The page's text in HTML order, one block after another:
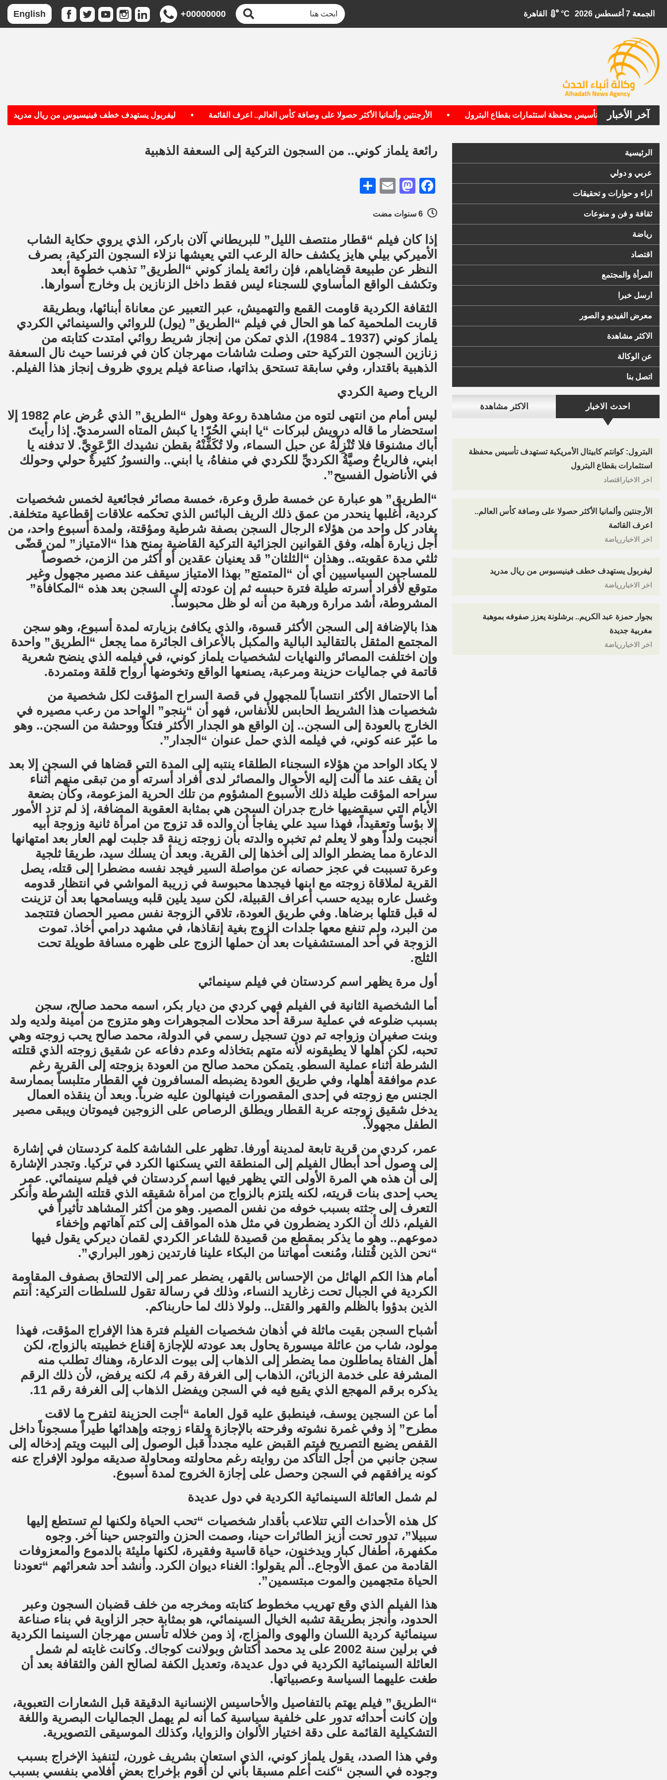
الجمعة 7 أغسطس 2026 °C
+00000000
English
آخر الأخبار
تستهدف تأسيس محفظة استثمارات بقطاع البترول • الأرجنتين وألمانيا الأكثر حصولا على وصافة كأس العالم.. اعرف القائمة • ليفربول يستهدف خطف فينيسيوس من ريال مدريد •
الرئيسية
عربي و دولي
اراء و حوارات و تحقيقات
ثقافة و فن و منوعات
رياضة
اقتصاد
المرأة والمجتمع
ارسل خبرا
معرض الفيديو و الصور
الاكثر مشاهدة
عن الوكالة
اتصل بنا
احدث الاخبار الاكثر مشاهدة
البترول: كوانتم كابيتال الأمريكية تستهدف تأسيس محفظة
استثمارات بقطاع البترول
اخر الاخباراقتصاد
الأرجنتين وألمانيا الأكثر حصولا على وصافة كأس العالم..
اعرف القائمة
اخر الاخباررياضة
ليفربول يستهدف خطف فينيسيوس من ريال مدريد
اخر الاخباررياضة
بجوار حمزة عبد الكريم.. برشلونة يعزز صفوفه بموهبة
مغربية جديدة
اخر الاخباررياضة
رائعة يلماز كوني.. من السجون التركية إلى السعفة الذهبية
Facebook
Mastodon
Email
إذا كان فيلم “قطار منتصف الليل” للبريطاني آلان باركر، الذي يروي حكاية الشاب
الأميركي بيلي هايز يكشف حالة الرعب التي يعيشها نزلاء السجون التركية، بصرف
النظر عن طبيعة قضاياهم، فإن رائعة يلماز كوني “الطريق” تذهب خطوة أبعد
وتكشف الواقع المأساوي للسجناء ليس فقط داخل الزنازين بل وخارج أسوارها.
الثقافة الكردية قاومت القمع والتهميش، عبر التعبير عن معاناة أبنائها، وبطريقة
قاربت الملحمية كما هو الحال في فيلم “الطريق” (يول) للروائي والسينمائي الكردي
يلماز كوني (1937 ـ 1984)، الذي تمكن من إنجاز شريط روائي امتدت كتابته من
زنازين السجون التركية حتى وصلت شاشات مهرجان كان في فرنسا حيث نال السعفة
الذهبية باقتدار، وفي سابقة تستحق بذاتها، صناعة فيلم يروي ظروف إنجاز هذا الفيلم.
الرياح وصية الكردي
ليس أمام من انتهى لتوه من مشاهدة روعة وهول “الطريق” الذي عُرض عام 1982 إلا
استحضار ما قاله درويش لبركات “يا ابني الحُرّ! يا كبش المتاه السرمديّ. إذا رأيتَ
أباك مشنوقا فلا تُنْزِلْهُ عن حبل السماء، ولا تُكَفِّنْهُ بقطن نشيدك الرَّعَوِيَّ. لا تدفنه يا
ابني، فالرياحُ وصيَّةُ الكرديِّ للكردي في منفاهُ، يا ابني.. والنسورُ كثيرةٌ حولي وحولك
في الأناضول الفسيح”.
“الطريق” هو عبارة عن خمسة طرق وعرة، خمسة مصائر فجائعية لخمس شخصيات
كردية، أغلبها ينحدر من عمق ذلك الريف البائس الذي تحكمه علاقات إقطاعية متخلفة.
يغادر كل واحد من هؤلاء الرجال السجن بصفة شرطية ومؤقتة، ولمدة أسبوع واحد، من
أجل زيارة أهله، وفق القوانين الجزائية التركية القاضية بمنح هذا “الامتياز” لمن قضّى
ثلثي مدة عقوبته.. وهذان “الثلثان” قد يعنيان عقدين أو أكثر من الزمن، خصوصاً
للمساجين السياسيين أي أن “المتمتع” بهذا الامتياز سيقف عند مصير مجهول وغير
متوقع لأفراد أسرته طيلة فترة حبسه ثم إن عودته إلى السجن بعد هذه “المكافأة”
المشروطة، أشد مرارة ورهبة من أنه لو ظل محبوساً.
هذا بالإضافة إلى السجن الأكثر قسوة، والذي يكافئ بزيارته لمدة أسبوع، وهو سجن
المجتمع المثقل بالتقاليد البالية والمكبل بالأعراف الجائرة مما يجعل “الطريق” واحدة
وإن اختلفت المصائر والنهايات لشخصيات يلماز كوني، في فيلمه الذي ينضح شعرية
قاتمة في جماليات حزينة ومرعبة، يصنعها الواقع وتخوضها أرواح قلقة ومتمردة.
أما الاحتمال الأكثر انتساباً للمجهول في قصة السراح المؤقت لكل شخصية من
شخصيات هذا الشريط الحابس للأنفاس، فهو أن “ينجو” الواحد من رعب مصيره في
الخارج بالعودة إلى السجن.. إن الواقع هو الجدار الأكثر فتكاً ووحشة من السجن.. وهو
ما عبّر عنه كوني، في فيلمه الذي حمل عنوان “الجدار”.
لا يكاد الواحد من هؤلاء السجناء الطلقاء ينتبه إلى المدة التي قضاها في السجن إلا بعد
أن يقف عند ما آلت إليه الأحوال والمصائر لدى أفراد أسرته أو من تبقى منهم أثناء
سراحه المؤقت طيلة ذلك الأسبوع المشؤوم من تلك الحرية المزعومة، وكأن بضعة
الأيام التي سيقضيها خارج جدران السجن هي بمثابة العقوبة المضافة، إذ لم تزد الأمور
إلا بؤساً وتعقيداً، فهذا سيد علي يفاجأ أن والده قد تزوج من امرأة ثانية وزوجة أبيه
أنجبت ولداً وهو لا يعلم ثم تخبره والدته بأن زوجته زينة قد جلبت لهم العار بعد امتهانها
الدعارة مما يضطر الوالد إلى أخذها إلى القرية. وبعد أن يسلك سيد، طريقا ثلجية
وعرة تسببت في عجز حصانه عن مواصلة السير فيجد نفسه مضطرا إلى قتله، يصل
القرية لملاقاة زوجته مع ابنها فيجدها محبوسة في زريبة المواشي في انتظار قدومه
وغسل عاره بيديه حسب أعراف القبيلة، لكن سيد يلين قلبه ويسامحها بعد أن تزينت
له قبل قتلها برضاها. وفي طريق العودة، تلاقي الزوجة نفس مصير الحصان فتتجمد
من البرد، ولم تنفع معها جلدات الزوج بغية إنقاذها، في مشهد درامي أخاذ. تموت
الزوجة في أحد المستشفيات بعد أن حملها الزوج على ظهره مسافة طويلة تحت
الثلج.
أول مرة يظهر اسم كردستان في فيلم سينمائي
أما الشخصية الثانية في الفيلم فهي كردي من ديار بكر، اسمه محمد صالح، سجن
بسبب ضلوعه في عملية سرقة أحد محلات المجوهرات وهو متزوج من أمينة ولديه ولد
وبنت صغيران وزواجه تم دون تسجيل رسمي في الدولة، محمد صالح يحب زوجته وهي
تحبه، لكن أهلها لا يطيقونه لأنه متهم بتخاذله وعدم دفاعه عن شقيق زوجته الذي قتلته
الشرطة أثناء عملية السطو. يتمكن محمد صالح من العودة بزوجته إلى القرية رغم
عدم موافقة أهلها، وفي طريق العودة يضبطه المسافرون في القطار متلبساً بممارسة
الجنس مع زوجته في إحدى المقصورات فينهالون عليه ضرباً. وبعد أن ينقذه العمال
يدخل شقيق زوجته عربة القطار ويطلق الرصاص على الزوجين فيموتان ويبقى مصير
الطفل مجهولاً.
عمر، كردي من قرية تابعة لمدينة أورفا. تظهر على الشاشة كلمة كردستان في إشارة
إلى وصول أحد أبطال الفيلم إلى المنطقة التي يسكنها الكرد في تركيا. وتجدر الإشارة
إلى أن هذه هي المرة الأولى التي يظهر فيها اسم كردستان في فيلم سينمائي. عمر
يحب إحدى بنات قريته، لكنه يلتزم بالزواج من امرأة شقيقه الذي قتلته الشرطة وأنكر
التعرف إلى جثته بسبب خوفه من نفس المصير. وهو من أكثر المشاهد تأثيراً في
الفيلم، ذلك أن الكرد يضطرون في مثل هذه المواقف إلى كتم آهاتهم وإخفاء
دموعهم.. وهو ما يذكر بمقطع من قصيدة للشاعر الكردي لقمان ديركي يقول فيها
“نحن الذين قُتلنا، ومُنعت أمهاتنا من البكاء علينا فارتدين زهور البراري”.
أمام هذا الكم الهائل من الإحساس بالقهر، يضطر عمر إلى الالتحاق بصفوف المقاومة
الكردية في الجبال تحت زغاريد النساء، وذلك في رسالة تقول للسلطات التركية: أنتم
الذين بدؤوا بالظلم والقهر والقتل.. ولولا ذلك لما حاربناكم.
أشباح السجن بقيت ماثلة في أذهان شخصيات الفيلم فترة هذا الإفراج المؤقت، فهذا
مولود، شاب من عائلة ميسورة يحاول بعد عودته للإجازة إقناع خطيبته بالزواج، لكن
أهل الفتاة يماطلون مما يضطر إلى الذهاب إلى بيوت الدعارة، وهناك تطلب منه
المشرفة على خدمة الزبائن، الذهاب إلى الغرفة رقم 4، لكنه يرفض، لأن ذلك الرقم
يذكره برقم المهجع الذي يقبع فيه في السجن ويفضل الذهاب إلى الغرفة رقم 11.
أما عن السجين يوسف، فينطبق عليه قول العامة “أجت الحزينة لتفرح ما لاقت
مطرح” إذ وفي غمرة نشوته وفرحته بالإجازة ولقاء زوجته وإهدائها طيراً مسجوناً داخل
القفص يضيع التصريح فيتم القبض عليه مجدداً قبل الوصول إلى البيت ويتم إدخاله إلى
سجن جانبي من أجل التأكد من روايته رغم محاولته ومحاولة صديقه مولود الإفراج عنه
كونه يرافقهم في السجن وحصل على إجازة الخروج لمدة أسبوع.
لم شمل العائلة السينمائية الكردية في دول عديدة
كل هذه الأحداث التي تتلاعب بأقدار شخصيات “تحب الحياة ولكنها لم تستطع إليها
سبيلا”، تدور تحت أزيز الطائرات حينا، وصمت الحزن والتوجس حينا آخر. وجوه
مكفهرة، أطفال كبار ويدخنون، حياة قاسية وفقيرة، لكنها مليئة بالدموع والمعزوفات
القادمة من عمق الأوجاع.. ألم يقولوا: الغناء ديوان الكرد. وأنشد أحد شعرائهم “تعودنا
الحياة متجهمين والموت مبتسمين”.
هذا الفيلم الذي وقع تهريب مخطوط كتابته ومخرجه من خلف قضبان السجون وعبر
الحدود، وأنجز بطريقة تشبه الخيال السينمائي، هو بمثابة حجر الزاوية في بناء صناعة
سينمائية كردية اللسان والهوى والمزاج، إذ ومن خلاله تأسس مهرجان السينما الكردية
في برلين سنة 2002 على يد محمد أكتاش وبولانت كوجاك. وكانت غايته لم شمل
العائلة السينمائية الكردية في دول عديدة، وتعديل الكفة لصالح الفن والثقافة بعد أن
طغت عليهما السياسة وعصبياتها.
“الطريق” فيلم يهتم بالتفاصيل والأحاسيس الإنسانية الدقيقة قبل الشعارات التعبوية،
وإن كانت أحداثه تدور على خلفية سياسية كما أنه لم يهمل الجماليات البصرية واللغة
التشكيلية القائمة على دقة اختيار الألوان والزوايا، وكذلك الموسيقى التصويرية.
وفي هذا الصدد، يقول يلماز كوني، الذي استعان بشريف غورن، لتنفيذ الإخراج بسبب
وجوده في السجن “كنت أعلم مسبقا بأني لن أقوم بإخراج بعض أفلامي بنفسي بسبب